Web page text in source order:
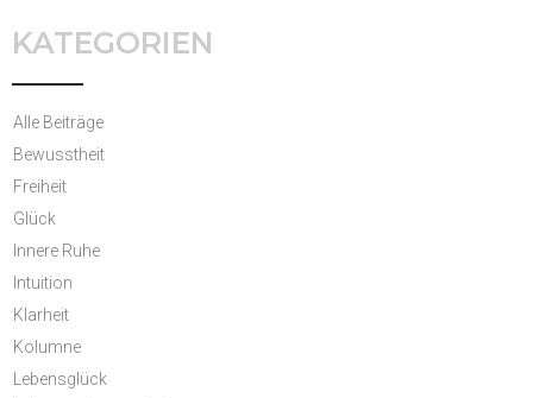
KATEGORIEN
Alle Beiträge
Bewusstheit
Freiheit
Glück
Innere Ruhe
Intuition
Klarheit
Kolumne
Lebensglück